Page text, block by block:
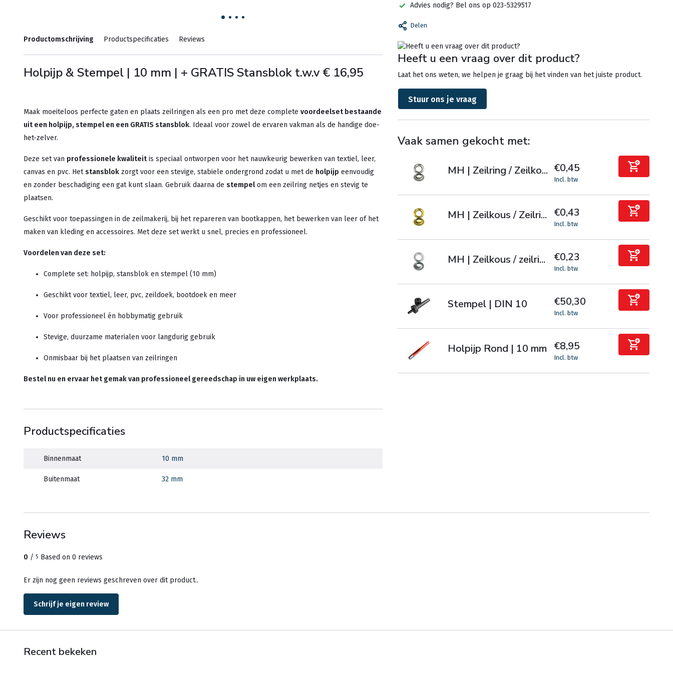
Productomschrijving Productspecificaties Reviews
Holpijp & Stempel | 10 mm | + GRATIS Stansblok t.w.v € 16,95
Maak moeiteloos perfecte gaten en plaats zeilringen als een pro met deze complete voordeelset bestaande
uit een holpijp, stempel en een GRATIS stansblok. Ideaal voor zowel de ervaren vakman als de handige doe-
het-zelver.
Deze set van professionele kwaliteitis speciaal ontworpen voor het nauwkeurig bewerken van textiel, leer,
canvas en pvc. Het stansblok zorgt voor een stevige, stabiele ondergrond zodat u met de holpijp eenvoudig
en zonder beschadiging een gat kunt slaan. Gebruik daarna de stempelom een zeilring netjes en stevig te
plaatsen.
Geschikt voor toepassingen in de zeilmakerij, bij het repareren van bootkappen, het bewerken van leer of het
maken van kleding en accessoires. Met deze set werkt u snel, precies en professioneel.
Voordelen van deze set:
Complete set: holpijp, stansblok en stempel (10 mm)
Geschikt voor textiel, leer, pvc, zeildoek, bootdoek en meer
Voor professioneel én hobbymatig gebruik
Stevige, duurzame materialen voor langdurig gebruik
Onmisbaar bij het plaatsen van zeilringen
Bestel nu en ervaar het gemak van professioneel gereedschap in uw eigen werkplaats.
Productspecificaties
Binnenmaat 10 mm
Buitenmaat 32 mm
Advies nodig? Bel ons op 023-5329517
Delen
Heeft u een vraag over dit product?
Laat het ons weten, we helpen je graag bij het vinden van het juiste product.
Stuur ons je vraag
Vaak samen gekocht met:
MH | Zeilring / Zeilko... €0,45
Incl. btw
MH | Zeilkous / Zeilri... €0,43
Incl. btw
MH | Zeilkous / zeilri... €0,23
Incl. btw
Stempel | DIN 10 €50,30
Incl. btw
Holpijp Rond | 10 mm €8,95
Incl. btw
Reviews
0 / 5 Based on 0 reviews
Er zijn nog geen reviews geschreven over dit product..
Schrijf je eigen review
Recent bekeken